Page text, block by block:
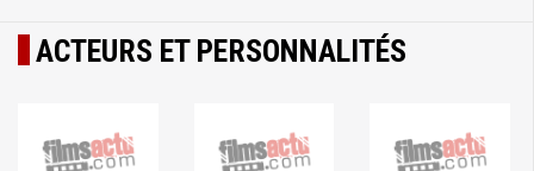
ACTEURS ET PERSONNALITÉS